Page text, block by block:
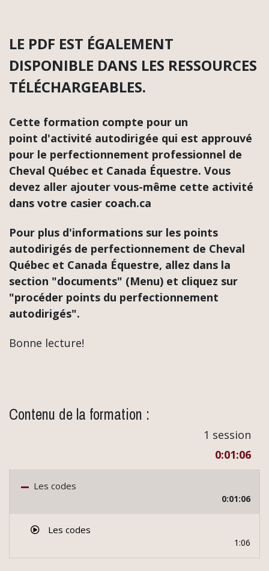
LE PDF EST ÉGALEMENT
DISPONIBLE DANS LES RESSOURCES
TÉLÉCHARGEABLES.
Cette formation compte pour un
point d'activité autodirigée qui est approuvé
pour le perfectionnement professionnel de
Cheval Québec et Canada Équestre. Vous
devez aller ajouter vous-même cette activité
dans votre casier coach.ca
Pour plus d'informations sur les points
autodirigés de perfectionnement de Cheval
Québec et Canada Équestre, allez dans la
section "documents" (Menu) et cliquez sur
"procéder points du perfectionnement
autodirigés".
Bonne lecture!
Contenu de la formation :
1 session
0:01:06
Les codes
0:01:06
Les codes
1:06